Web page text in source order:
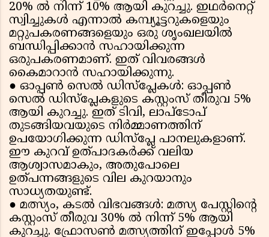
20% ​​ൽ നിന്ന് 10% ആയി കുറച്ചു. ഇഥർനെറ്റ്
സ്വിച്ചുകൾ എന്നാൽ കമ്പ്യൂട്ടറുകളെയും
മറ്റുപകരണങ്ങളെയും ഒരു ശൃംഖലയിൽ
ബന്ധിപ്പിക്കാൻ സഹായിക്കുന്ന
ഒരുപകരണമാണ്. ഇത് വിവരങ്ങൾ
കൈമാറാൻ സഹായിക്കുന്നു.
● ഓപ്പൺ സെൽ ഡിസ്പ്ലേകൾ: ഓപ്പൺ
സെൽ ഡിസ്‌പ്ലേകളുടെ കസ്റ്റംസ് തീരുവ 5%
ആയി കുറച്ചു. ഇത് ടിവി, ലാപ്ടോപ്
തുടങ്ങിയവയുടെ നിർമ്മാണത്തിന്
ഉപയോഗിക്കുന്ന ഡിസ്‌പ്ലേ പാനലുകളാണ്.
ഈ കുറവ് ഉത്പാദകർക്ക് വലിയ
ആശ്വാസമാകും, അതുപോലെ
ഉത്പന്നങ്ങളുടെ വില കുറയാനും
സാധ്യതയുണ്ട്.
● മത്സ്യം, കടൽ വിഭവങ്ങൾ: മത്സ്യ പേസ്റ്റിന്റെ
കസ്റ്റംസ് തീരുവ 30% ൽ നിന്ന് 5% ആയി
കുറച്ചു. ഫ്രോസൺ മത്സ്യത്തിന് ഇപ്പോൾ 5%